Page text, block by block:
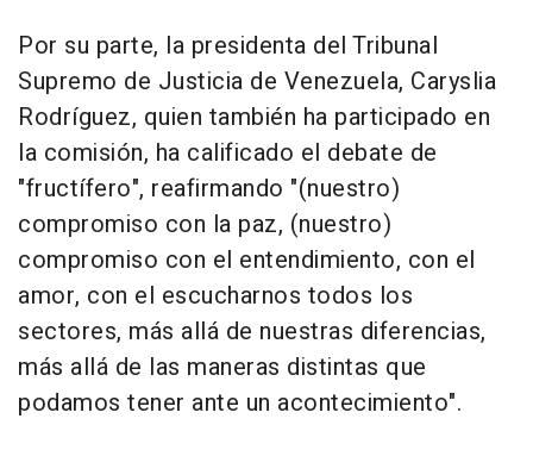
Por su parte, la presidenta del Tribunal
Supremo de Justicia de Venezuela, Caryslia
Rodríguez, quien también ha participado en
la comisión, ha calificado el debate de
"fructífero", reafirmando "(nuestro)
compromiso con la paz, (nuestro)
compromiso con el entendimiento, con el
amor, con el escucharnos todos los
sectores, más allá de nuestras diferencias,
más allá de las maneras distintas que
podamos tener ante un acontecimiento".